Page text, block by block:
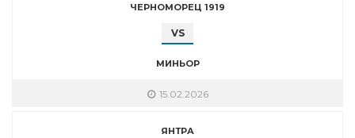
ЧЕРНОМОРЕЦ 1919
VS
МИНЬОР
15.02.2026
ЯНТРА